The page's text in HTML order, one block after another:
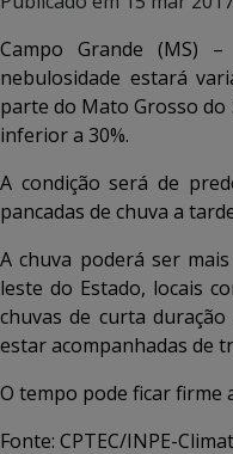
Campo Grande (MS)
nebulosidade estará
parte do Mato Grosso do
inferior a 30%.
A condição será de
pancadas de chuva a
A chuva poderá ser
leste do Estado, locais
chuvas de curta
estar acompanhadas de
O tempo pode ficar firme
Fonte: CPTEC/INPE-